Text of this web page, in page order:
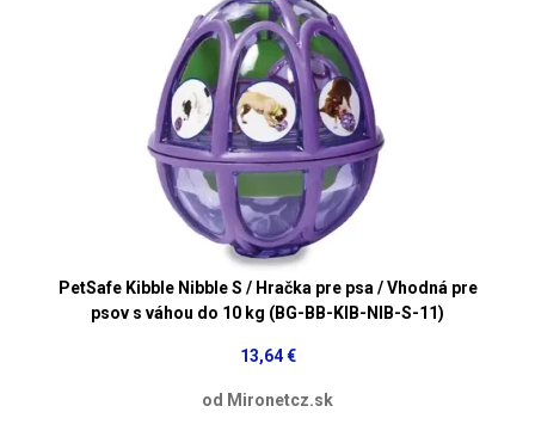
PetSafe Kibble Nibble S / Hračka pre psa / Vhodná pre
psov s váhou do 10 kg (BG-BB-KIB-NIB-S-11)
13,64 €
od Mironetcz.sk